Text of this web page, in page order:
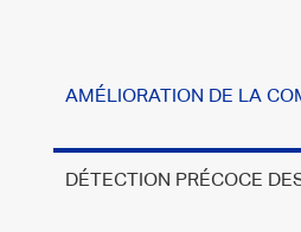
AMÉLIORATION DE LA
DÉTECTION PRÉCOCE